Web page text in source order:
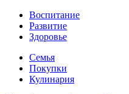
Воспитание
Развитие
Здоровье
Семья
Покупки
Кулинария